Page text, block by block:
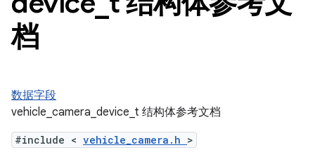
档
数据字段
vehicle_camera_device_t 结构体参考文档
#include < vehicle_camera.h >